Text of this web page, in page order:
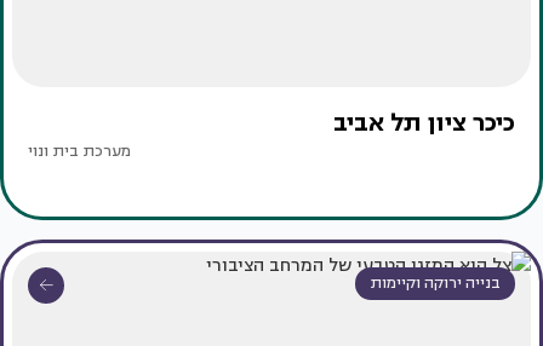
כיכר ציון תל אביב
מערכת בית ונוי
בנייה ירוקה וקיימות